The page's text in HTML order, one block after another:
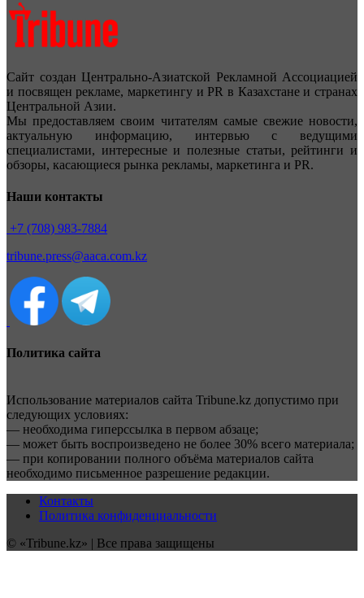
Сайт создан Центрально-Азиатской Рекламной Ассоциацией
и посвящен рекламе, маркетингу и PR в Казахстане и странах
Центральной Азии.
Мы предоставляем своим читателям самые свежие новости,
актуальную информацию, интервью с ведущими
специалистами, интересные и полезные статьи, рейтинги и
обзоры, касающиеся рынка рекламы, маркетинга и PR.
Наши контакты
+7 (708) 983-7884
tribune.press@aaca.com.kz
Политика сайта
Использование материалов сайта Tribune.kz допустимо при
следующих условиях:
— необходима гиперссылка в первом абзаце;
— может быть воспроизведено не более 30% всего материала;
— при копировании полного объёма материалов сайта
необходимо письменное разрешение редакции.
Контакты
Политика конфиденциальности
© «Tribune.kz» | Все права защищены